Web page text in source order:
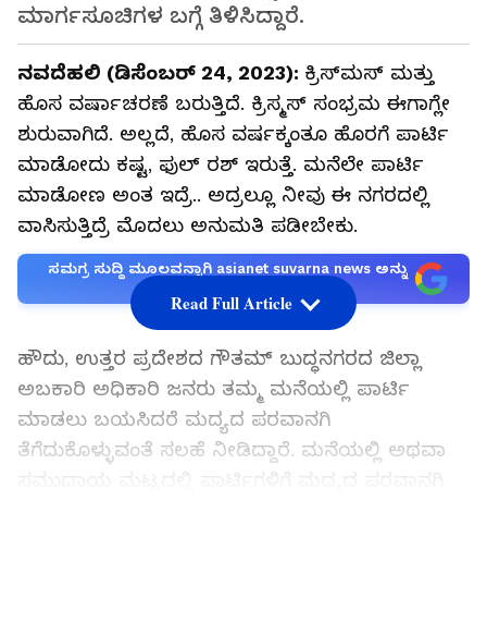
ಮಾರ್ಗಸೂಚಿಗಳ ಬಗ್ಗೆ ತಿಳಿಸಿದ್ದಾರೆ.
ನವದೆಹಲಿ (ಡಿಸೆಂಬರ್ 24, 2023): ಕ್ರಿಸ್‌ಮಸ್ ಮತ್ತು
ಹೊಸ ವರ್ಷಾಚರಣೆ ಬರುತ್ತಿದೆ. ಕ್ರಿಸ್ಮಸ್‌ ಸಂಭ್ರಮ ಈಗಾಗ್ಲೇ
ಶುರುವಾಗಿದೆ. ಅಲ್ಲದೆ, ಹೊಸ ವರ್ಷಕ್ಕಂತೂ ಹೊರಗೆ ಪಾರ್ಟಿ
ಮಾಡೋದು ಕಷ್ಟ, ಫುಲ್‌ ರಶ್‌ ಇರುತ್ತೆ. ಮನೆಲೇ ಪಾರ್ಟಿ
ಮಾಡೋಣ ಅಂತ ಇದ್ರೆ.. ಅದ್ರಲ್ಲೂ ನೀವು ಈ ನಗರದಲ್ಲಿ
ವಾಸಿಸುತ್ತಿದ್ರೆ ಮೊದಲು ಅನುಮತಿ ಪಡೀಬೇಕು.
ಸಮಗ್ರ ಸುದ್ದಿ ಮೂಲವನ್ನಾಗಿ asianet suvarna news ಅನ್ನು
ಹೌದು, ಉತ್ತರ ಪ್ರದೇಶದ ಗೌತಮ್ ಬುದ್ಧನಗರದ ಜಿಲ್ಲಾ
ಅಬಕಾರಿ ಅಧಿಕಾರಿ ಜನರು ತಮ್ಮ ಮನೆಯಲ್ಲಿ ಪಾರ್ಟಿ
ಮಾಡಲು ಬಯಸಿದರೆ ಮದ್ಯದ ಪರವಾನಗಿ
ತೆಗೆದುಕೊಳ್ಳುವಂತೆ ಸಲಹೆ ನೀಡಿದ್ದಾರೆ. ಮನೆಯಲ್ಲಿ ಅಥವಾ
Read Full Article